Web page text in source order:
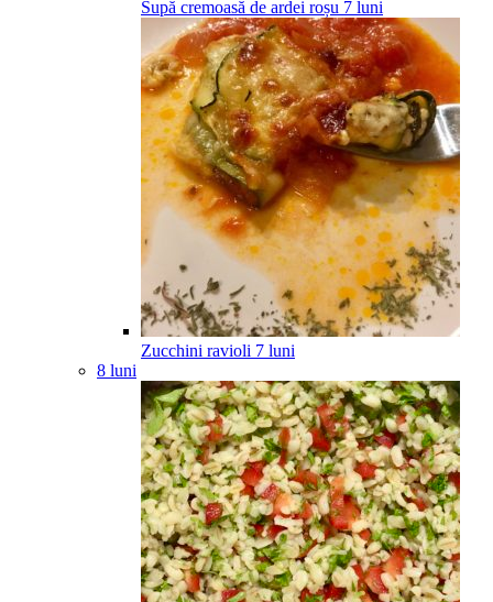
Supă cremoasă de ardei roșu 7 luni
Zucchini ravioli 7 luni
8 luni